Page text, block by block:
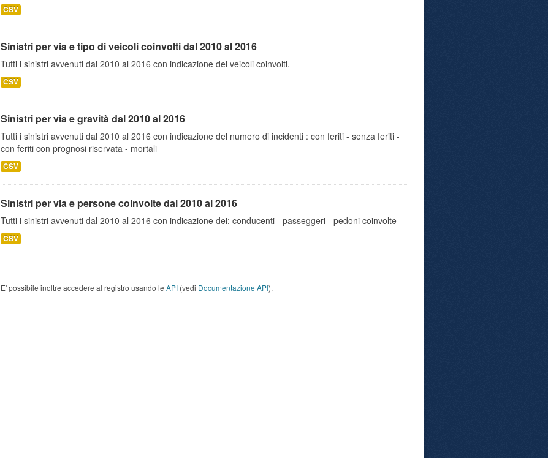
CSV
Sinistri per via e tipo di veicoli coinvolti dal 2010 al 2016
Tutti i sinistri avvenuti dal 2010 al 2016 con indicazione dei veicoli coinvolti.
CSV
Sinistri per via e gravità dal 2010 al 2016
Tutti i sinistri avvenuti dal 2010 al 2016 con indicazione del numero di incidenti : con feriti - senza feriti -
con feriti con prognosi riservata - mortali
CSV
Sinistri per via e persone coinvolte dal 2010 al 2016
Tutti i sinistri avvenuti dal 2010 al 2016 con indicazione dei: conducenti - passeggeri - pedoni coinvolte
CSV
E' possibile inoltre accedere al registro usando le API (vedi Documentazione API).